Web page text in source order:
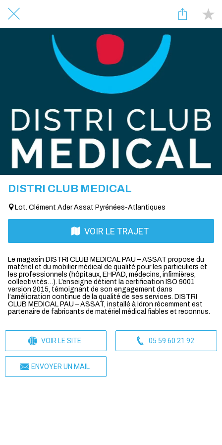
DISTRI CLUB MEDICAL
Lot. Clément Ader Assat Pyrénées-Atlantiques
VOIR LE TRAJET
Le magasin DISTRI CLUB MEDICAL PAU – ASSAT propose du
matériel et du mobilier médical de qualité pour les particuliers et
les professionnels (hôpitaux, EHPAD, médecins, infirmières,
collectivités…). L’enseigne détient la certification ISO 9001
version 2015, témoignant de son engagement dans
l’amélioration continue de la qualité de ses services. DISTRI
CLUB MEDICAL PAU – ASSAT, installé à Idron récemment est
partenaire de fabricants de matériel médical fiables et reconnus.
VOIR LE SITE 05 59 60 21 92
ENVOYER UN MAIL